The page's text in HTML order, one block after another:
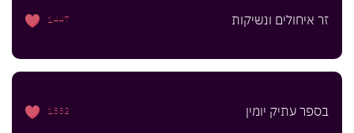
זר איחולים ונשיקות 1447
בספר עתיק יומין 1332